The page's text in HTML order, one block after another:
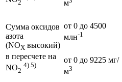
2 м
Сумма оксидов
азота
(NOX высокий)
в пересчете на
NO2
4) 5)
от 0 до 4500
млн-1
от 0 до 9225 мг/
м3